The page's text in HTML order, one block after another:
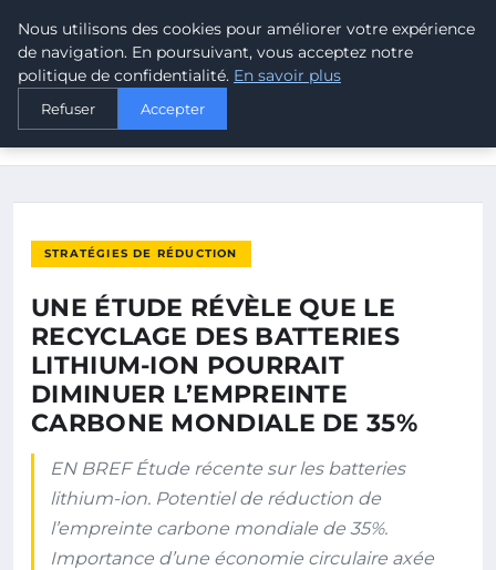
MALTA CLIMATE
ACCUEIL
UNE ÉTUDE RÉVÈLE QUE LE RECYCLAGE DES BATTERIES
STRATÉGIES DE RÉDUCTION
UNE ÉTUDE RÉVÈLE QUE LE
RECYCLAGE DES BATTERIES
LITHIUM-ION POURRAIT
DIMINUER L’EMPREINTE
CARBONE MONDIALE DE 35%
EN BREF Étude récente sur les batteries
lithium-ion. Potentiel de réduction de
l’empreinte carbone mondiale de 35%.
Importance d’une économie circulaire axée
Nous utilisons des cookies pour améliorer votre expérience
de navigation. En poursuivant, vous acceptez notre
politique de confidentialité. En savoir plus
Refuser Accepter